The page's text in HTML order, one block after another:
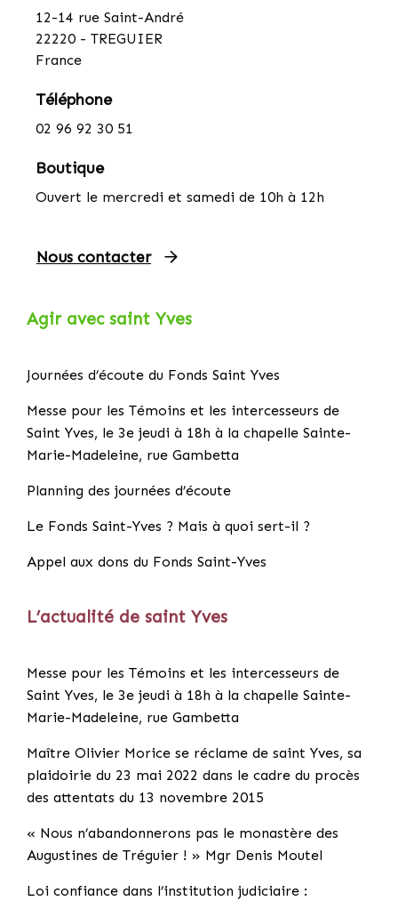
12-14 rue Saint-André
22220 - TREGUIER
France
Téléphone
02 96 92 30 51
Boutique
Ouvert le mercredi et samedi de 10h à 12h
Nous contacter
Agir avec saint Yves
Journées d’écoute du Fonds Saint Yves
Messe pour les Témoins et les intercesseurs de
Saint Yves, le 3e jeudi à 18h à la chapelle Sainte-
Marie-Madeleine, rue Gambetta
Planning des journées d’écoute
Le Fonds Saint-Yves ? Mais à quoi sert-il ?
Appel aux dons du Fonds Saint-Yves
L’actualité de saint Yves
Messe pour les Témoins et les intercesseurs de
Saint Yves, le 3e jeudi à 18h à la chapelle Sainte-
Marie-Madeleine, rue Gambetta
Maître Olivier Morice se réclame de saint Yves, sa
plaidoirie du 23 mai 2022 dans le cadre du procès
des attentats du 13 novembre 2015
« Nous n’abandonnerons pas le monastère des
Augustines de Tréguier ! » Mgr Denis Moutel
Loi confiance dans l’institution judiciaire :